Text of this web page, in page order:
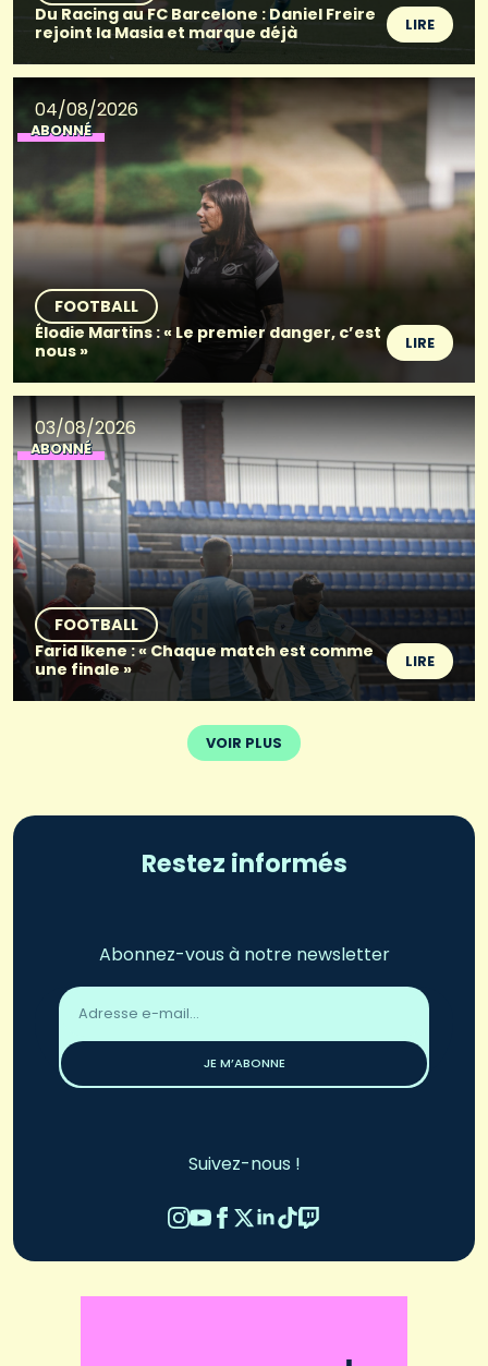
Du Racing au FC Barcelone : Daniel Freire
rejoint la Masia et marque déjà
LIRE
04/08/2026
ABONNÉ
FOOTBALL
Élodie Martins : « Le premier danger, c’est
nous »
LIRE
03/08/2026
ABONNÉ
FOOTBALL
Farid Ikene : « Chaque match est comme
une finale »
LIRE
VOIR PLUS
Restez informés
Abonnez-vous à notre newsletter
Adresse
email
JE M’ABONNE
Suivez-nous !